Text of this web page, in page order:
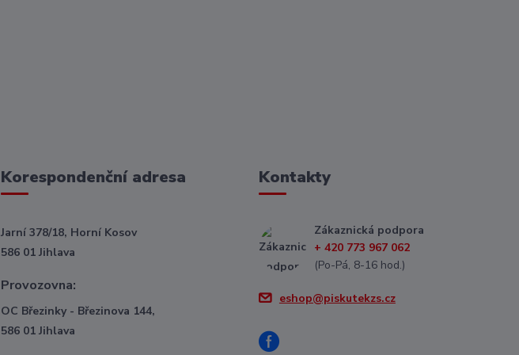
Korespondenční adresa
Jarní 378/18, Horní Kosov
586 01 Jihlava
Provozovna:
OC Březinky - Březinova 144,
586 01 Jihlava
Kontakty
Zákaznická podpora
+ 420 773 967 062
(Po-Pá, 8-16 hod.)
eshop@piskutekzs.cz